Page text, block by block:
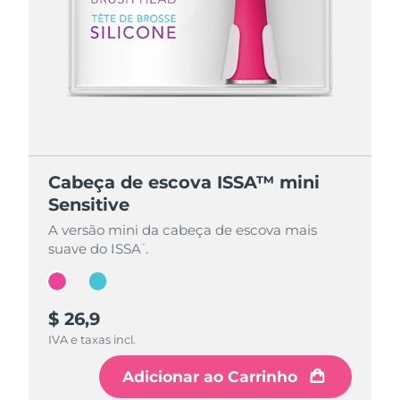
Cabeça de escova ISSA™ mini
Sensitive
A versão mini da cabeça de escova mais
suave do ISSA™ .
$ 26,9
IVA e taxas incl.
Adicionar ao Carrinho
Cabeça de escova ISSA™ mini
Sensitive
A versão mini da cabeça de escova mais
suave do ISSA™ .
$ 26,9
IVA e taxas incl.
Adicionar ao Carrinho